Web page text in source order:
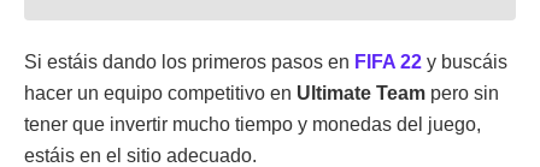
Si estáis dando los primeros pasos en FIFA 22 y buscáis
hacer un equipo competitivo en Ultimate Team pero sin
tener que invertir mucho tiempo y monedas del juego,
estáis en el sitio adecuado.